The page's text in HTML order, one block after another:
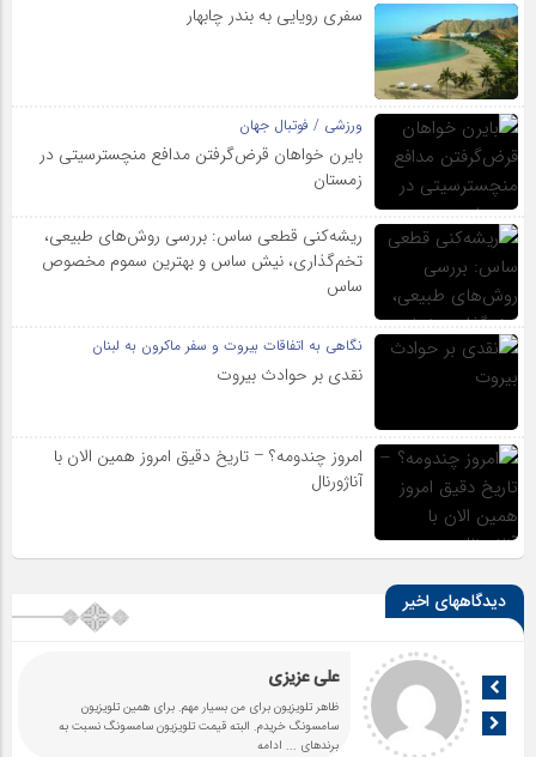
سفری رویایی به بندر چابهار
ورزشی / فوتبال جهان
بایرن خواهان قرض‌گرفتن مدافع منچسترسیتی در
زمستان
ریشه‌کنی قطعی ساس: بررسی روش‌های طبیعی،
تخم‌گذاری، نیش ساس و بهترین سموم مخصوص
ساس
نگاهی به اتفاقات بیروت و سفر ماکرون به لبنان
نقدی بر حوادث بیروت
امروز چندومه؟ – تاریخ دقیق امروز همین الان با
آناژورنال
دیدگاههای اخیر
علی عزیزی
ظاهر تلویزیون برای من بسیار مهم. برای همین تلویزیون
سامسونگ خریدم. البته قیمت تلویزیون سامسونگ نسبت به
برندهای ... ادامه